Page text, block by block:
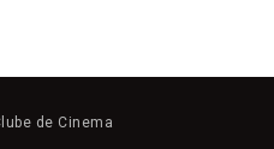
de Cinema